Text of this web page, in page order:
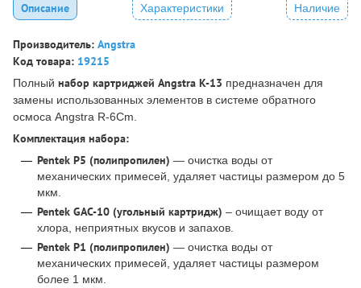
Описание Характеристики Наличие
Производитель: Angstra
Код товара: 19215
Полный набор картриджей Angstra K-13 предназначен для
замены использованных элементов в системе обратного
осмоса Angstra R-6Cm.
Комплектация набора:
Pentek P5 (полипропилен) — очистка воды от
механических примесей, удаляет частицы размером до 5
мкм.
Pentek GAC-10 (угольный картридж) – очищает воду от
хлора, неприятных вкусов и запахов.
Pentek P1 (полипропилен) — очистка воды от
механических примесей, удаляет частицы размером
более 1 мкм.